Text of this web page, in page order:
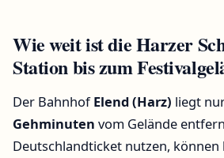
Wie weit ist die Harzer
Station bis zum
Der BahnhofElend (Harz) liegt
Gehminuten vom Gelände
Deutschlandticket nutzen, können